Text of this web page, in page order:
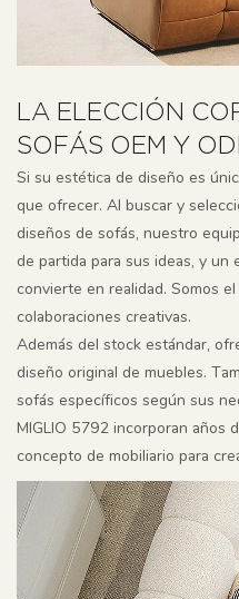
LA ELECCIÓN
SOFÁS OEM Y
Si su estética de diseño es
que ofrecer. Al buscar y
diseños de sofás, nuestro
de partida para sus ideas, y
convierte en realidad. Somos
colaboraciones creativas.
Además del stock estándar,
diseño original de muebles.
sofás específicos según sus
MIGLIO 5792 incorporan años
concepto de mobiliario para